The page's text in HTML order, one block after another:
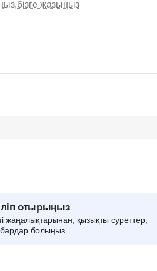
бізге жазыңыз
отырыңыз
жаңалықтарынан, қызықты суреттер,
болыңыз.